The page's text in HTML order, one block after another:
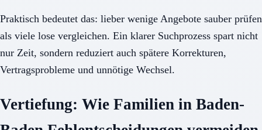
Praktisch bedeutet das: lieber wenige Angebote sauber prüfen
als viele lose vergleichen. Ein klarer Suchprozess spart nicht
nur Zeit, sondern reduziert auch spätere Korrekturen,
Vertragsprobleme und unnötige Wechsel.
Vertiefung: Wie Familien in Baden-